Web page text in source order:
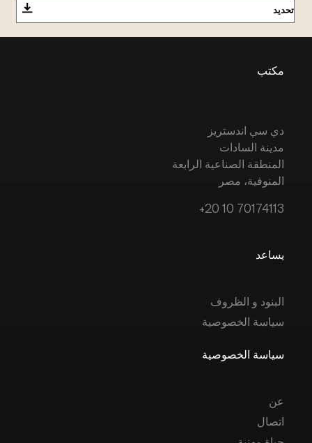
تحديد
مكتب
دي سي اندستريز
مدينة السادات
المنطقة الصناعية الرابعة
المنوفية، مصر
+20 10 70174113
يساعد
البنود و الظروف
سياسة الخصوصية
سياسة الخصوصية
عن
اتصال